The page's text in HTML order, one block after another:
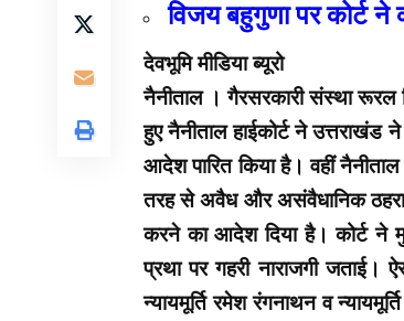
विजय बहुगुणा पर कोर्ट ने
देवभूमि मीडिया ब्यूरो
नैनीताल । गैरसरकारी संस्था
हुए नैनीताल हाईकोर्ट ने उत्तराखंड
आदेश पारित किया है। वहीं
तरह से अवैध और असंवैधानिक ठहराते
करने का आदेश दिया है। कोर्ट ने
प्रथा पर गहरी नाराजगी जताई।
न्यायमूर्ति रमेश रंगनाथन व